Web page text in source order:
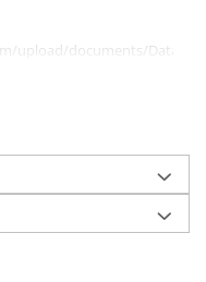
upload/documents/